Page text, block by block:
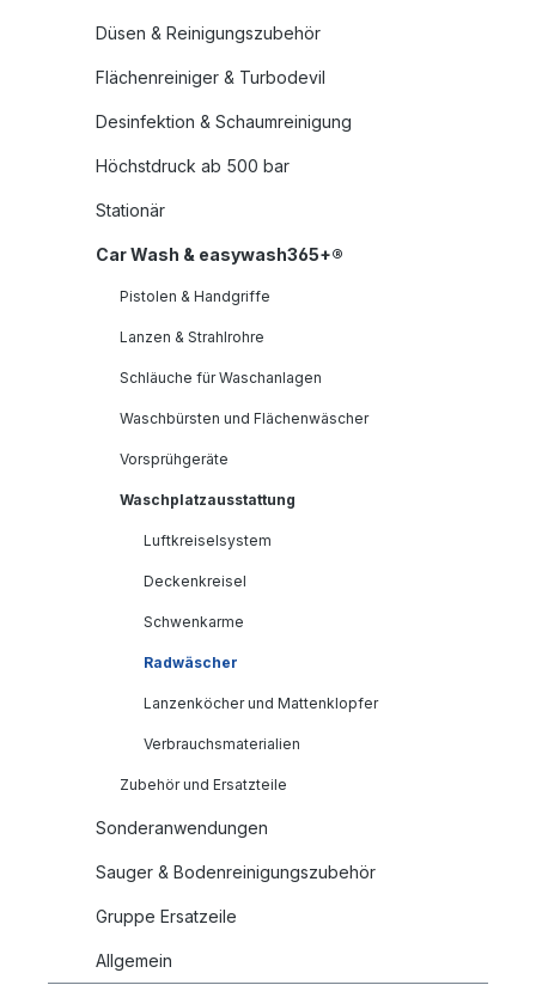
Düsen & Reinigungszubehör
Flächenreiniger & Turbodevil
Desinfektion & Schaumreinigung
Höchstdruck ab 500 bar
Stationär
Car Wash & easywash365+®
Pistolen & Handgriffe
Lanzen & Strahlrohre
Schläuche für Waschanlagen
Waschbürsten und Flächenwäscher
Vorsprühgeräte
Waschplatzausstattung
Luftkreiselsystem
Deckenkreisel
Schwenkarme
Radwäscher
Lanzenköcher und Mattenklopfer
Verbrauchsmaterialien
Zubehör und Ersatzteile
Sonderanwendungen
Sauger & Bodenreinigungszubehör
Gruppe Ersatzeile
Allgemein